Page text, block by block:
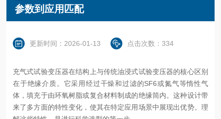
参数到应用匹配
更新时间：2026-01-13 点击次数：334
充气式试验变压器在结构上与传统油浸式试验变压器的核心区别
在于绝缘介质。它采用经过干燥和过滤的SF6或氮气等惰性气
体，填充于由环氧树脂或复合材料制成的绝缘筒内。这种设计带
来了多方面的特性变化，使其在特定应用场景中展现出优势。理